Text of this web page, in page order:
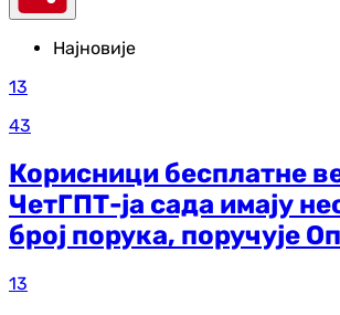
Најновије
13
43
Корисници бесплатне
ЧетГПТ-ја сада имају
број порука, поручује
13